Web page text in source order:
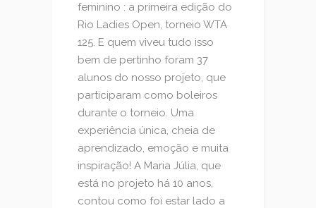
feminino : a primeira edição do
Rio Ladies Open, torneio WTA
125. E quem viveu tudo isso
bem de pertinho foram 37
alunos do nosso projeto, que
participaram como boleiros
durante o torneio. Uma
experiência única, cheia de
aprendizado, emoção e muita
inspiração! A Maria Júlia, que
está no projeto há 10 anos,
contou como foi estar lado a